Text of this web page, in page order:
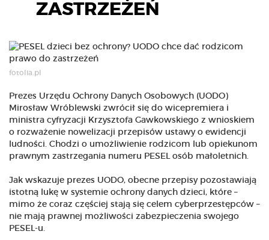
ZASTRZEŻEŃ
fotolia.pl
Prezes Urzędu Ochrony Danych Osobowych (UODO)
Mirosław Wróblewski zwrócił się do wicepremiera i
ministra cyfryzacji Krzysztofa Gawkowskiego z wnioskiem
o rozważenie nowelizacji przepisów ustawy o ewidencji
ludności. Chodzi o umożliwienie rodzicom lub opiekunom
prawnym zastrzegania numeru PESEL osób małoletnich.
Jak wskazuje prezes UODO, obecne przepisy pozostawiają
istotną lukę w systemie ochrony danych dzieci, które –
mimo że coraz częściej stają się celem cyberprzestępców –
nie mają prawnej możliwości zabezpieczenia swojego
PESEL-u.